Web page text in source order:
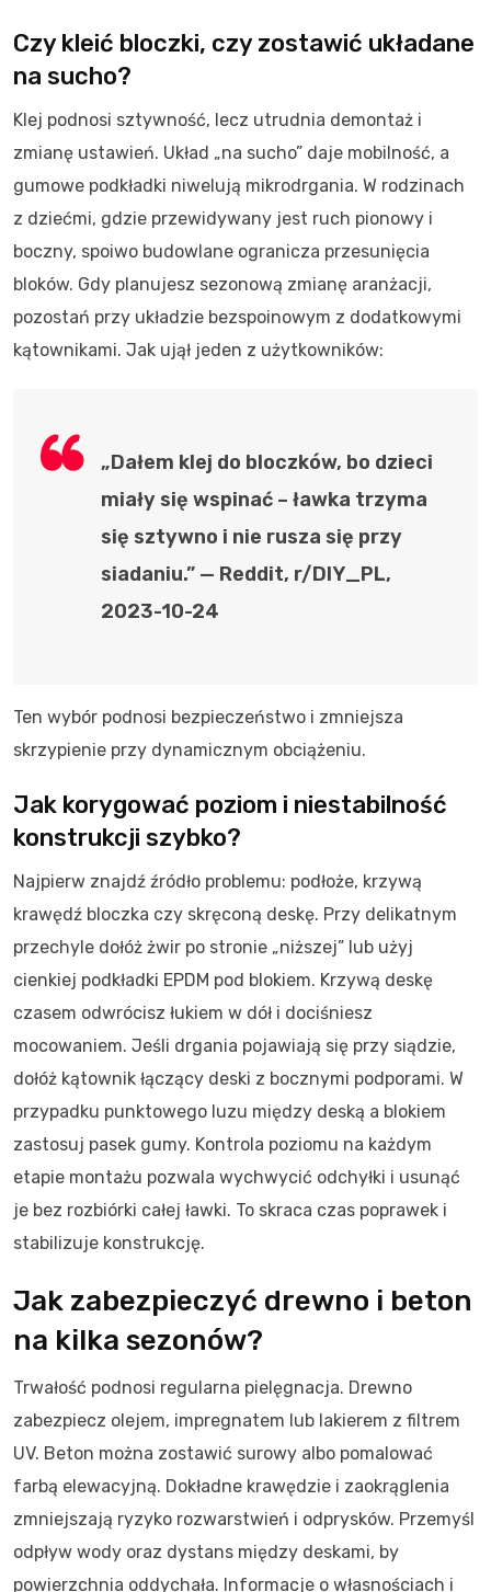
Czy kleić bloczki, czy zostawić układane
na sucho?
Klej podnosi sztywność, lecz utrudnia demontaż i
zmianę ustawień. Układ „na sucho” daje mobilność, a
gumowe podkładki niwelują mikrodrgania. W rodzinach
z dziećmi, gdzie przewidywany jest ruch pionowy i
boczny, spoiwo budowlane ogranicza przesunięcia
bloków. Gdy planujesz sezonową zmianę aranżacji,
pozostań przy układzie bezspoinowym z dodatkowymi
kątownikami. Jak ujął jeden z użytkowników:
„Dałem klej do bloczków, bo dzieci
miały się wspinać – ławka trzyma
się sztywno i nie rusza się przy
siadaniu.” — Reddit, r/DIY_PL,
2023-10-24
Ten wybór podnosi bezpieczeństwo i zmniejsza
skrzypienie przy dynamicznym obciążeniu.
Jak korygować poziom i niestabilność
konstrukcji szybko?
Najpierw znajdź źródło problemu: podłoże, krzywą
krawędź bloczka czy skręconą deskę. Przy delikatnym
przechyle dołóż żwir po stronie „niższej” lub użyj
cienkiej podkładki EPDM pod blokiem. Krzywą deskę
czasem odwrócisz łukiem w dół i dociśniesz
mocowaniem. Jeśli drgania pojawiają się przy siądzie,
dołóż kątownik łączący deski z bocznymi podporami. W
przypadku punktowego luzu między deską a blokiem
zastosuj pasek gumy. Kontrola poziomu na każdym
etapie montażu pozwala wychwycić odchyłki i usunąć
je bez rozbiórki całej ławki. To skraca czas poprawek i
stabilizuje konstrukcję.
Jak zabezpieczyć drewno i beton
na kilka sezonów?
Trwałość podnosi regularna pielęgnacja. Drewno
zabezpiecz olejem, impregnatem lub lakierem z filtrem
UV. Beton można zostawić surowy albo pomalować
farbą elewacyjną. Dokładne krawędzie i zaokrąglenia
zmniejszają ryzyko rozwarstwień i odprysków. Przemyśl
odpływ wody oraz dystans między deskami, by
powierzchnia oddychała. Informacje o własnościach i